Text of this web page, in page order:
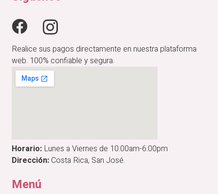
Realice sus pagos directamente en nuestra plataforma
web. 100% confiable y segura.
Horario: Lunes a Viernes de 10:00am-6:00pm
Dirección:Costa Rica, San José.
Menú